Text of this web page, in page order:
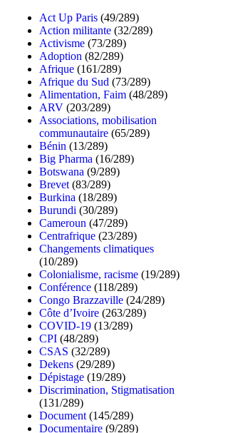
Act Up Paris (49/289)
Action militante (32/289)
Activisme (73/289)
Adoption (82/289)
Afrique (161/289)
Afrique du Sud (73/289)
Alimentation, Faim (48/289)
ARV (203/289)
Associations, mobilisation
communautaire (65/289)
Bénin (13/289)
Big Pharma (16/289)
Botswana (9/289)
Brevet (83/289)
Burkina (18/289)
Burundi (30/289)
Cameroun (47/289)
Centrafrique (23/289)
Changements climatiques
(10/289)
Colonialisme, racisme (19/289)
Conférence (118/289)
Congo Brazzaville (24/289)
Côte d’Ivoire (263/289)
COVID-19 (13/289)
CPI (48/289)
CSAS (32/289)
Dekens (29/289)
Dépistage (19/289)
Discrimination, Stigmatisation
(131/289)
Document (145/289)
Documentaire (9/289)